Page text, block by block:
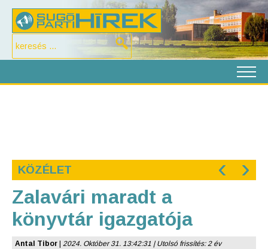
KÖZÉLET ‹ ›
Zalavári maradt a
könyvtár igazgatója
Antal Tibor 2024. Október 31. 13:42:31 | Utolsó frissítés: 2 év